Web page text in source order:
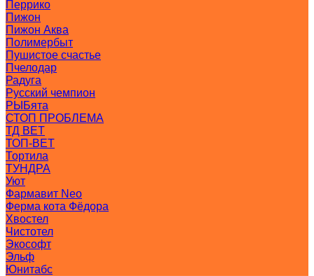
Перрико
Пижон
Пижон Аква
Полимербыт
Пушистое счастье
Пчелодар
Радуга
Русский чемпион
РЫБята
СТОП ПРОБЛЕМА
ТД ВЕТ
ТОП-ВЕТ
Тортила
ТУНДРА
Уют
Фармавит Neo
Ферма кота Фёдора
Хвостел
Чистотел
Экософт
Эльф
Юнитабс